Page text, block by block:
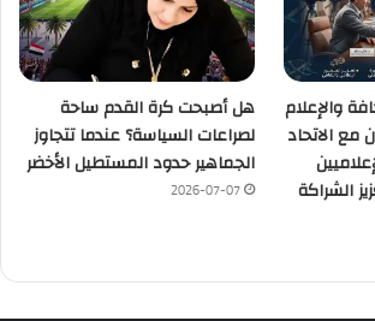
والإعلام
مع الاتحاد
الشراكة
هل أصبحت كرة القدم ساحة
لصراعات السياسة؟ عندما تتجاوز
الجماهير حدود المستطيل الأخضر
2026-07-07